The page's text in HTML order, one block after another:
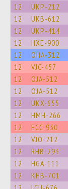
12 UKP-212
12 UKB-612
12 UKP-414
12 HXE-900
12 OHA-312
12 VJC-457
12 OJA-512
12 OJA-512
12 UKX-655
12 HMH-266
12 ECC-930
12 VJO-212
12 RHB-293
12 HGA-111
12 KHB-701